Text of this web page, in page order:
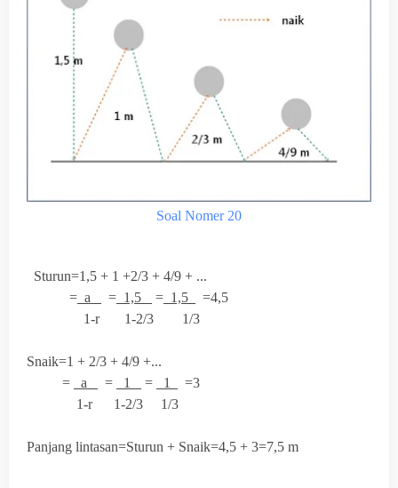
Soal Nomer 20
Sturun=1,5 + 1 +2/3 + 4/9 + ...
= a = 1,5 = 1,5
=4,5
1-r 1-2/3 1/3
Snaik=1 + 2/3 + 4/9 +...
=
a = 1 = 1
=3
1-r 1-2/3 1/3
Panjang lintasan=Sturun + Snaik=4,5 + 3=7,5 m